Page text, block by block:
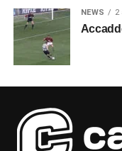
NEWS 2